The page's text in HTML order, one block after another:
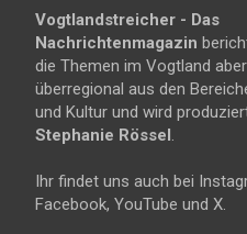
Vogtlandstreicher - Das
Nachrichtenmagazin
die Themen im Vogtland
überregional aus den
und Kultur und wird
Stephanie Rössel.
Ihr findet uns auch bei
Facebook, YouTube und X.